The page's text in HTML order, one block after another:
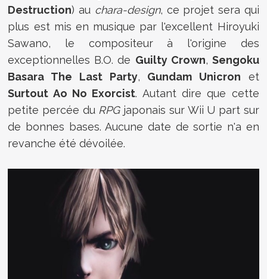
Destruction) au chara-design, ce projet sera qui
plus est mis en musique par l'excellent Hiroyuki
Sawano, le compositeur à l'origine des
exceptionnelles B.O. de Guilty Crown, Sengoku
Basara The Last Party, Gundam Unicron et
Surtout Ao No Exorcist. Autant dire que cette
petite percée du RPGjaponais sur Wii U part sur
de bonnes bases. Aucune date de sortie n'a en
revanche été dévoilée.